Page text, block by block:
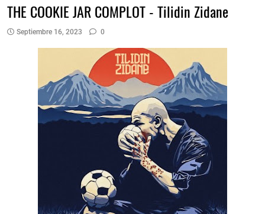
THE COOKIE JAR COMPLOT - Tilidin Zidane
Septiembre 16, 2023 0